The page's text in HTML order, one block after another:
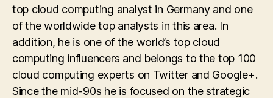
top cloud computing analyst in Germany and one
of the worldwide top analysts in this area. In
addition, he is one of the world’s top cloud
computing influencers and belongs to the top 100
cloud computing experts on Twitter and Google+.
Since the mid-90s he is focused on the strategic